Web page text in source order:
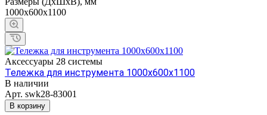
1000x600x1100
Аксессуары 28 системы
Тележка для инструмента 1000x600x1100
В наличии
Арт. swk28-83001
В корзину